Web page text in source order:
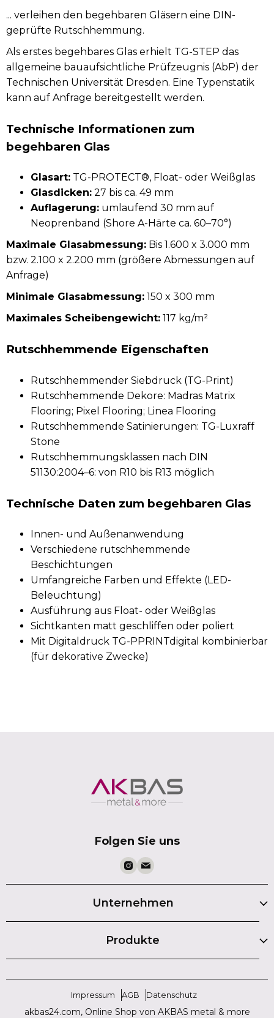
... verleihen den begehbaren Gläsern eine DIN-
geprüfte Rutschhemmung.
Als erstes begehbares Glas erhielt TG-STEP das
allgemeine bauaufsichtliche Prüfzeugnis (AbP) der
Technischen Universität Dresden. Eine Typenstatik
kann auf Anfrage bereitgestellt werden.
Technische Informationen zum
begehbaren Glas
Glasart: TG-PROTECT®, Float- oder Weißglas
Glasdicken: 27 bis ca. 49 mm
Auflagerung: umlaufend 30 mm auf
Neoprenband (Shore A-Härte ca. 60–70°)
Maximale Glasabmessung: Bis 1.600 x 3.000 mm
bzw. 2.100 x 2.200 mm (größere Abmessungen auf
Anfrage)
Minimale Glasabmessung: 150 x 300 mm
Maximales Scheibengewicht: 117 kg/m²
Rutschhemmende Eigenschaften
Rutschhemmender Siebdruck (TG-Print)
Rutschhemmende Dekore: Madras Matrix
Flooring; Pixel Flooring; Linea Flooring
Rutschhemmende Satinierungen: TG-Luxraff
Stone
Rutschhemmungsklassen nach DIN
51130:2004–6: von R10 bis R13 möglich
Technische Daten zum begehbaren Glas
Innen- und Außenanwendung
Verschiedene rutschhemmende
Beschichtungen
Umfangreiche Farben und Effekte (LED-
Beleuchtung)
Ausführung aus Float- oder Weißglas
Sichtkanten matt geschliffen oder poliert
Mit Digitaldruck TG-PPRINTdigital kombinierbar
(für dekorative Zwecke)
Folgen Sie uns
Unternehmen
Produkte
Impressum AGB Datenschutz
akbas24.com, Online Shop von AKBAS metal & more